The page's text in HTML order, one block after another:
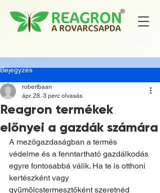
Bejegyzés
Reagron termékek
előnyei a gazdák számára
robertbaan
ápr. 28. 3 perc olvasás
A mezőgazdaságban a termés
védelme és a fenntartható gazdálkodás
egyre fontosabbá válik. Ha te is otthoni
kertészként vagy
gyümölcstermesztőként szeretnéd